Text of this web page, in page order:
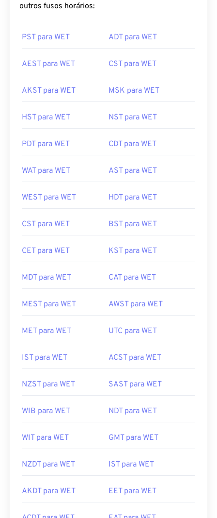
outros fusos horários:
PST para WET ADT para WET
AEST para WET CST para WET
AKST para WET MSK para WET
HST para WET NST para WET
PDT para WET CDT para WET
WAT para WET AST para WET
WEST para WET HDT para WET
CST para WET BST para WET
CET para WET KST para WET
MDT para WET CAT para WET
MEST para WET AWST para WET
MET para WET UTC para WET
IST para WET ACST para WET
NZST para WET SAST para WET
WIB para WET NDT para WET
WIT para WET GMT para WET
NZDT para WET IST para WET
AKDT para WET EET para WET